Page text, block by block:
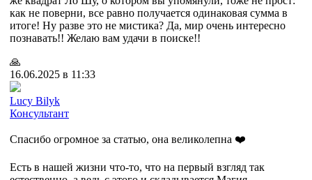
как не поверни, все равно получается одинаковая сумма в
итоге! Ну разве это не мистика? Да, мир очень интересно
познавать!! Желаю вам удачи в поиске!!
🙏
16.06.2025 в 11:33
Lucy Bilyk
Консультант
Спасибо огромное за статью, она великолепна ❤️
Есть в нашей жизни что-то, что на первый взгляд так